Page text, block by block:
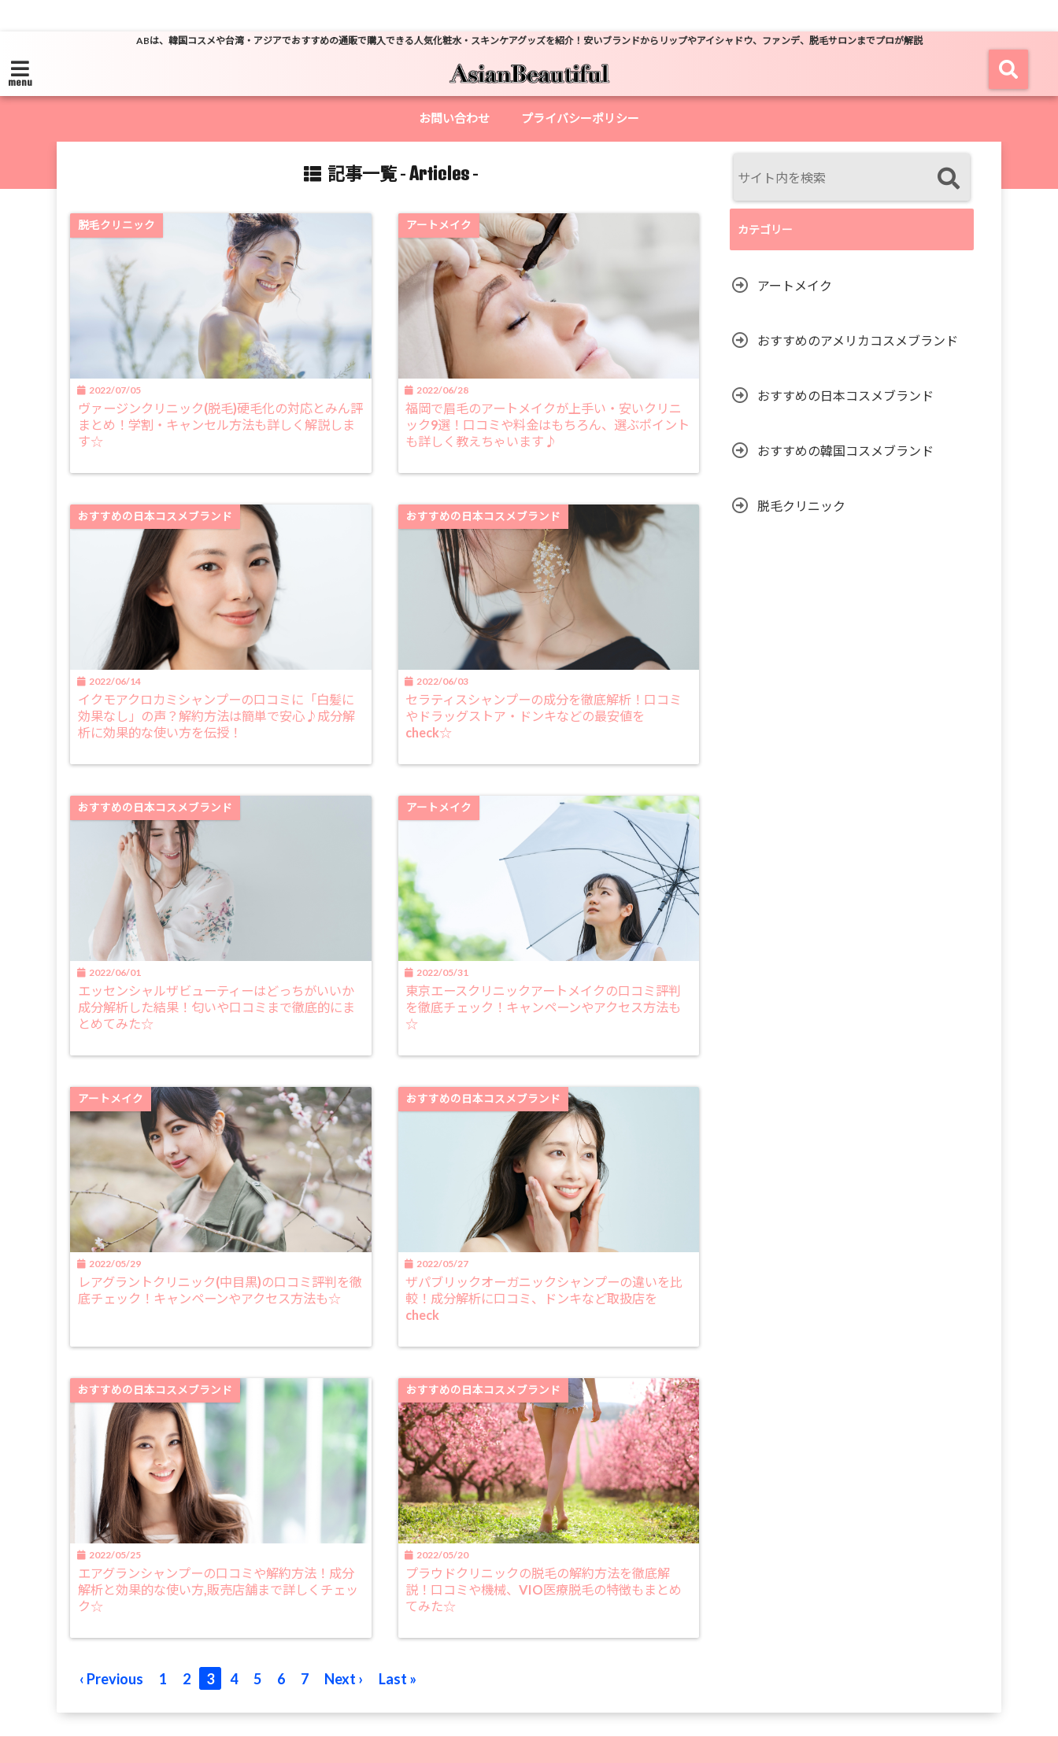
ABは、韓国コスメや台湾・アジアでおすすめの通販で購入できる人気化粧水・スキンケアグッズを紹介！安いブランドからリップやアイシャドウ、ファンデ、脱毛サロンまでプロが解説
menu
お問い合わせ プライバシーポリシー
記事一覧 -Articles-
脱毛クリニック
2022/07/05
ヴァージンクリニック(脱毛)硬毛化の対応とみん評
まとめ！学割・キャンセル方法も詳しく解説しま
す☆
アートメイク
2022/06/28
福岡で眉毛のアートメイクが上手い・安いクリニ
ック9選！口コミや料金はもちろん、選ぶポイント
も詳しく教えちゃいます♪
おすすめの日本コスメブランド
2022/06/14
イクモアクロカミシャンプーの口コミに「白髪に
効果なし」の声？解約方法は簡単で安心♪成分解
析に効果的な使い方を伝授！
おすすめの日本コスメブランド
2022/06/03
セラティスシャンプーの成分を徹底解析！口コミ
やドラッグストア・ドンキなどの最安値を
check☆
おすすめの日本コスメブランド
2022/06/01
エッセンシャルザビューティーはどっちがいいか
成分解析した結果！匂いや口コミまで徹底的にま
とめてみた☆
アートメイク
2022/05/31
東京エースクリニックアートメイクの口コミ評判
を徹底チェック！キャンペーンやアクセス方法も
☆
アートメイク
2022/05/29
レアグラントクリニック(中目黒)の口コミ評判を徹
底チェック！キャンペーンやアクセス方法も☆
おすすめの日本コスメブランド
2022/05/27
ザパブリックオーガニックシャンプーの違いを比
較！成分解析に口コミ、ドンキなど取扱店を
check
おすすめの日本コスメブランド
2022/05/25
エアグランシャンプーの口コミや解約方法！成分
解析と効果的な使い方,販売店舗まで詳しくチェッ
ク☆
おすすめの日本コスメブランド
2022/05/20
プラウドクリニックの脱毛の解約方法を徹底解
説！口コミや機械、VIO医療脱毛の特徴もまとめ
てみた☆
‹ Previous 1 2 3 4 5 6 7 Next › Last »
カテゴリー
アートメイク
おすすめのアメリカコスメブランド
おすすめの日本コスメブランド
おすすめの韓国コスメブランド
脱毛クリニック